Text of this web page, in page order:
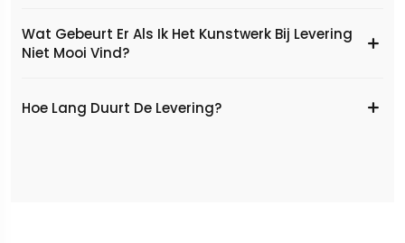
Wat Gebeurt Er Als Ik Het Kunstwerk Bij Levering
Niet Mooi Vind?
Hoe Lang Duurt De Levering?